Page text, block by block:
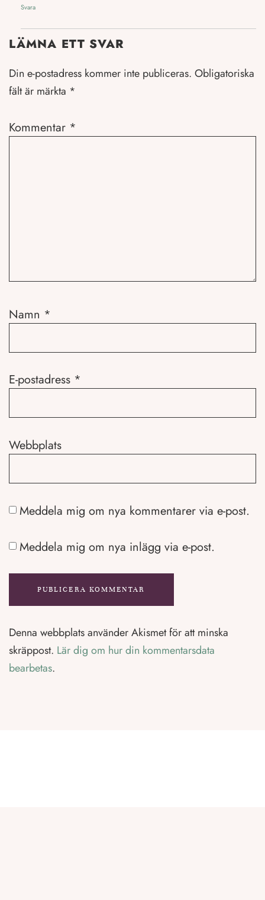
Svara
LÄMNA ETT SVAR
Din e-postadress kommer inte publiceras. Obligatoriska
fält är märkta *
Kommentar *
Namn *
E-postadress *
Webbplats
Meddela mig om nya kommentarer via e-post.
Meddela mig om nya inlägg via e-post.
Denna webbplats använder Akismet för att minska
skräppost. Lär dig om hur din kommentarsdata
bearbetas.